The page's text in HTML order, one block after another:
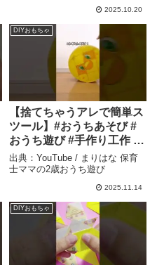
2025.10.20
DIYおもちゃ
【捨てちゃうアレで簡単ス
ツール】#おうちあそび #
おうち遊び #手作り工作 #
保育士 #廃材#スツール#手
作り #まりはな – まりはな
保育士ママの2歳おうち遊
出典：YouTube / まりはな 保育
士ママの2歳おうち遊び
2025.11.14
DIYおもちゃ